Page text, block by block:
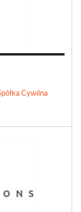
Cywilna